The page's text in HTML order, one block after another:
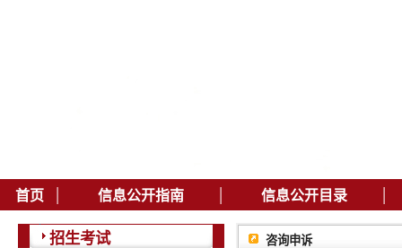
首页 | 信息公开指南 | 信息公开目录 |
招生考试 咨询申诉